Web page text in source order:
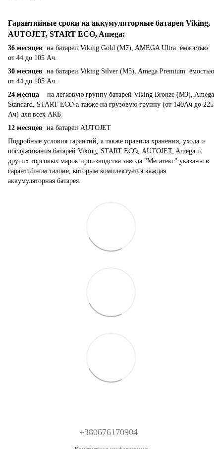
Гарантийные сроки на аккумуляторные батареи Viking,
AUTOJET, START ECO, Amega:
36 месяцев на батареи Viking Gold (M7), AMEGA Ultra ёмкостью
от 44 до 105 Ач.
30 месяцев на батареи Viking Silver (M5), Amega Premium ёмостью
от 44 до 105 Ач.
24 месяца на легковую группу батарей Viking Bronze (M3), Amega
Standard, START ECO а также на грузовую группу (от 140Ач до 225
Ач) для всех АКБ
12 месяцев на батареи AUTOJET
Подробные условия гарантий, а также правила хранения, ухода и
обслуживания батарей Viking, START ECO, AUTOJET, Amega и
других торговых марок производства завода "Мегатекс" указаны в
гарантийном талоне, которым комплектуется каждая
аккумуляторная батарея.
+380676170904